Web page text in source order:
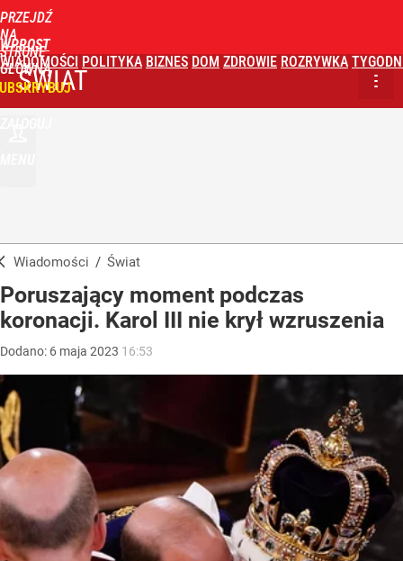
PRZEJDŹ
NA
STRONĘ
GŁÓWNĄ
WPROST
WIADOMOŚCI POLITYKA BIZNES DOM ZDROWIE ROZRYWKA
ŚWIAT
Wiadomości / Świat
Poruszający moment podczas
koronacji. Karol III nie krył wzruszenia
Dodano: 6 maja 2023 16:53